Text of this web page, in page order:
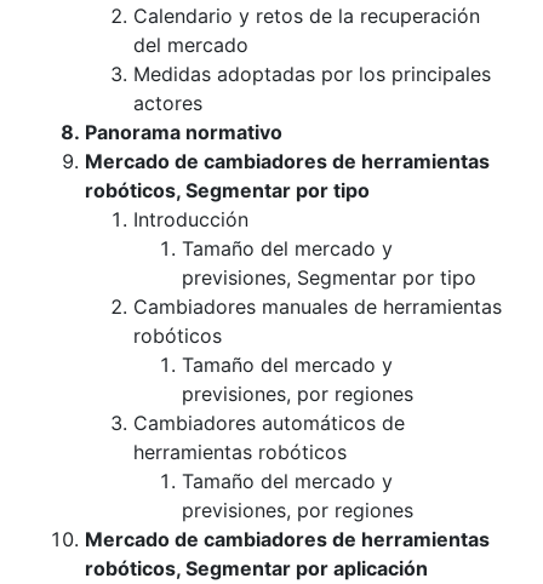
Calendario y retos de la recuperación
del mercado
Medidas adoptadas por los principales
actores
Panorama normativo
Mercado de cambiadores de herramientas
robóticos, Segmentar por tipo
Introducción
Tamaño del mercado y
previsiones, Segmentar por tipo
Cambiadores manuales de herramientas
robóticos
Tamaño del mercado y
previsiones, por regiones
Cambiadores automáticos de
herramientas robóticos
Tamaño del mercado y
previsiones, por regiones
Mercado de cambiadores de herramientas
robóticos, Segmentar por aplicación